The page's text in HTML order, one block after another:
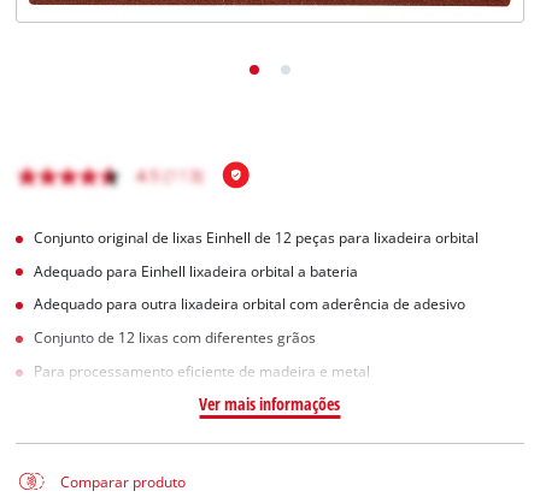
Conjunto original de lixas Einhell de 12 peças para lixadeira orbital
Adequado para Einhell lixadeira orbital a bateria
Adequado para outra lixadeira orbital com aderência de adesivo
Conjunto de 12 lixas com diferentes grãos
Para processamento eficiente de madeira e metal
Ver mais informações
Comparar produto